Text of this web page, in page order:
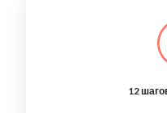
12